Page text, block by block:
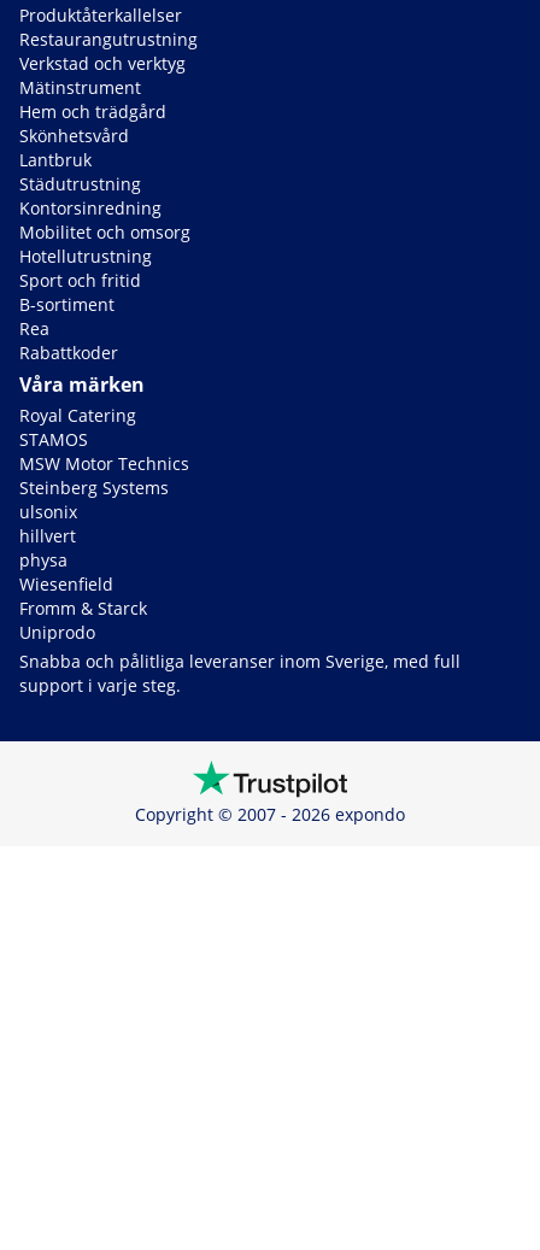
Produktåterkallelser
Restaurangutrustning
Verkstad och verktyg
Mätinstrument
Hem och trädgård
Skönhetsvård
Lantbruk
Städutrustning
Kontorsinredning
Mobilitet och omsorg
Hotellutrustning
Sport och fritid
B-sortiment
Rea
Rabattkoder
Våra märken
Royal Catering
STAMOS
MSW Motor Technics
Steinberg Systems
ulsonix
hillvert
physa
Wiesenfield
Fromm & Starck
Uniprodo
Snabba och pålitliga leveranser inom Sverige, med full
support i varje steg.
Copyright © 2007 - 2026 expondo